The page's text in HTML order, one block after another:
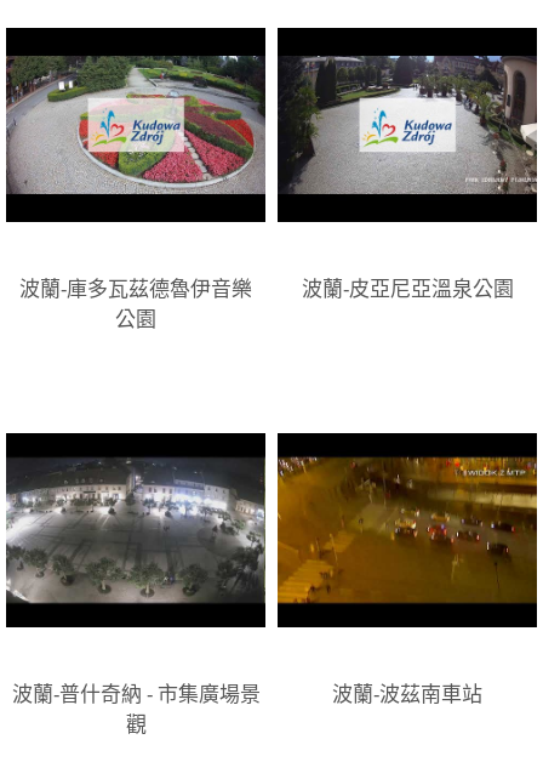
波蘭-庫多瓦茲德魯伊音樂
公園
波蘭-皮亞尼亞溫泉公園
波蘭-普什奇納 - 市集廣場景
觀
波蘭-波茲南車站